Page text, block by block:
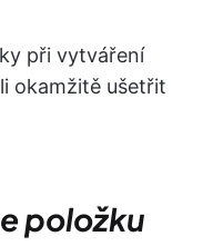
při vytváření
okamžitě ušetřit
položku